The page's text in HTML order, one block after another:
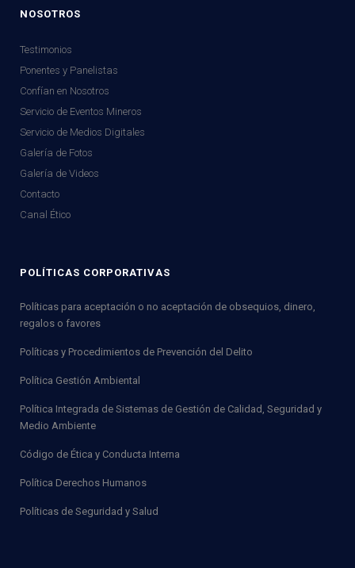
NOSOTROS
Testimonios
Ponentes y Panelistas
Confían en Nosotros
Servicio de Eventos Mineros
Servicio de Medios Digitales
Galería de Fotos
Galería de Videos
Contacto
Canal Ético
POLÍTICAS CORPORATIVAS
Políticas para aceptación o no aceptación de obsequios, dinero,
regalos o favores
Políticas y Procedimientos de Prevención del Delito
Política Gestión Ambiental
Política Integrada de Sistemas de Gestión de Calidad, Seguridad y
Medio Ambiente
Código de Ética y Conducta Interna
Política Derechos Humanos
Políticas de Seguridad y Salud